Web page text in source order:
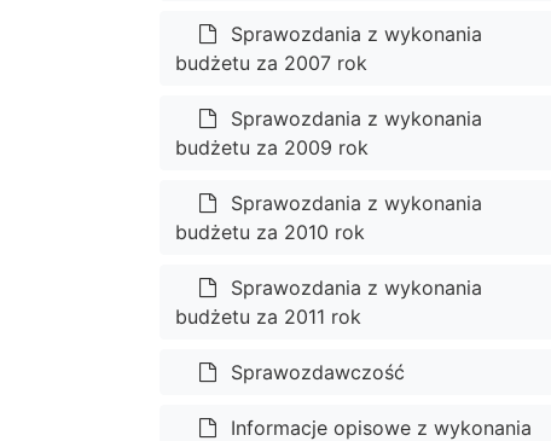
Sprawozdania z wykonania
budżetu za 2007 rok
Sprawozdania z wykonania
budżetu za 2009 rok
Sprawozdania z wykonania
budżetu za 2010 rok
Sprawozdania z wykonania
budżetu za 2011 rok
Sprawozdawczość
Informacje opisowe z wykonania